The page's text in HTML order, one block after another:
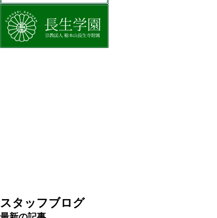
スタッフブログ